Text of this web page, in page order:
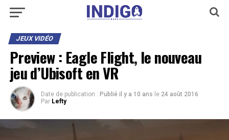
JEUX VIDÉO
Preview : Eagle Flight, le nouveau
jeu d’Ubisoft en VR
Date de publication : Publié il y a 10 ans le 24 août 2016
Par Lefty